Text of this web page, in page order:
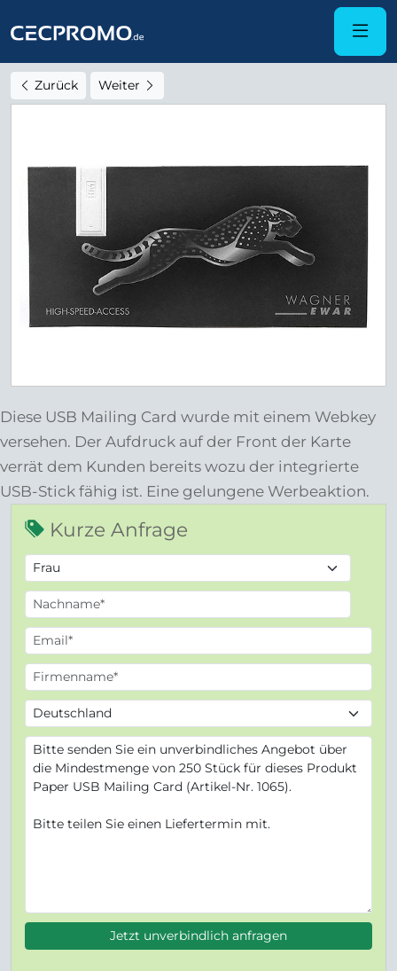
Zurück Weiter
Diese USB Mailing Card wurde mit einem Webkey
versehen. Der Aufdruck auf der Front der Karte
verrät dem Kunden bereits wozu der integrierte
USB-Stick fähig ist. Eine gelungene Werbeaktion.
Kurze Anfrage
Jetzt unverbindlich anfragen